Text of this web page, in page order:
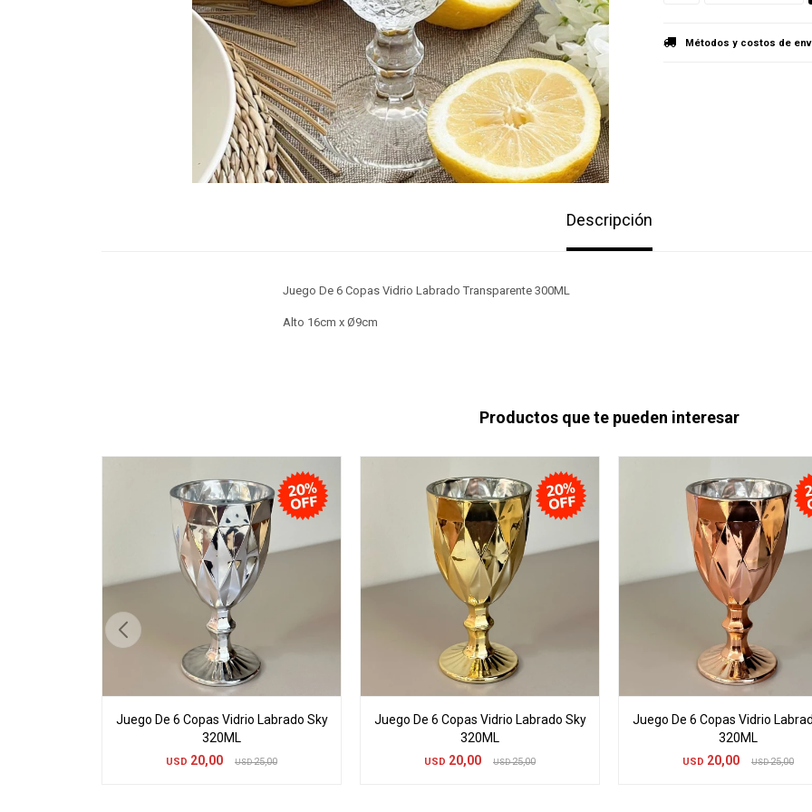
Métodos y costos de
Descripción
Juego De 6 Copas Vidrio Labrado Transparente 300ML
Alto 16cm x Ø9cm
Productos que te pueden interesar
Juego De 6 Copas Vidrio Labrado Sky
320ML
USD 20,00 USD 25,00
Juego De 6 Copas Vidrio Labrado Sky
320ML
USD 20,00 USD 25,00
Juego De 6 Copas Vidrio
320ML
USD 20,00 USD 25,00